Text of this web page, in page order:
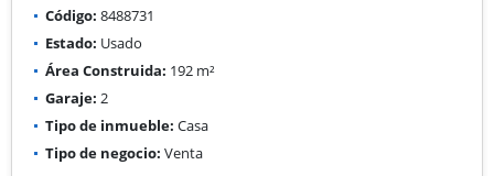
Código: 8488731
Estado: Usado
Área Construida: 192 m²
Garaje: 2
Tipo de inmueble: Casa
Tipo de negocio: Venta